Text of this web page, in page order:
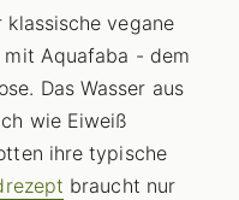
vegane
Aquafaba - dem
Das Wasser aus
wie Eiweiß
ihre typische
braucht nur